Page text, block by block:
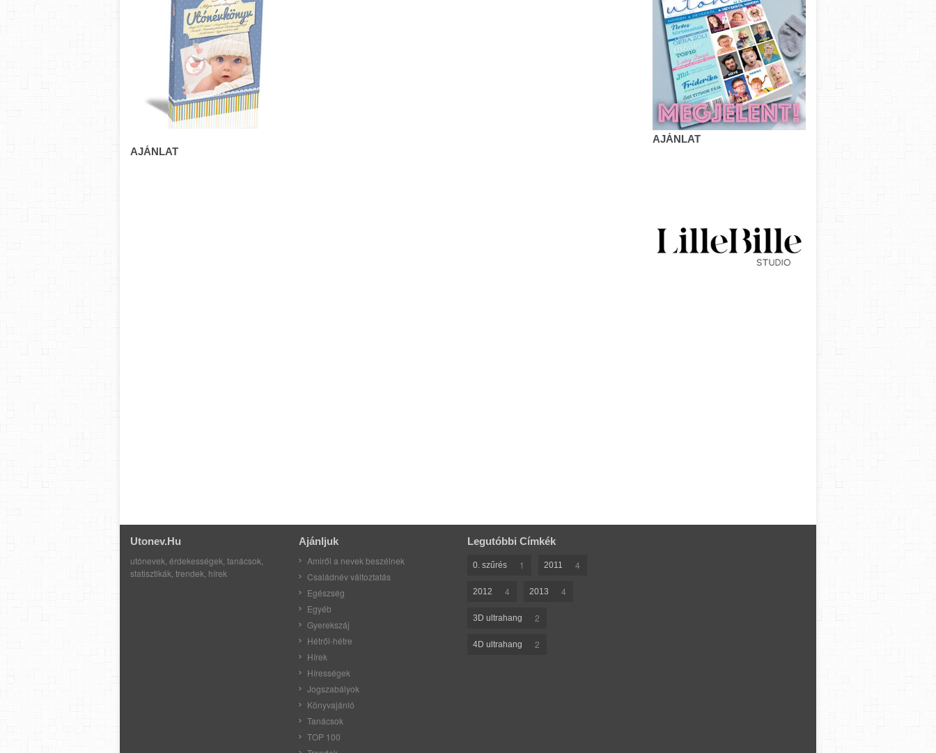
AJÁNLAT
AJÁNLAT
Utonev.hu
utónevek, érdekességek, tanácsok,
statisztikák, trendek, hírek
Ajánljuk
Amiről a nevek beszélnek
Családnév változtatás
Egészség
Egyéb
Gyerekszáj
Hétről-hétre
Hírek
Hírességek
Jogszabályok
Könyvajánló
Tanácsok
TOP 100
Legutóbbi Címkék
0. szűrés 1 2011 4
2012 4 2013 4
3D ultrahang 2
4D ultrahang 2